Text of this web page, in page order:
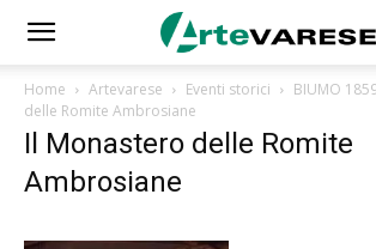
Home Artevarese Eventi storici BIUMO
delle Romite Ambrosiane
Il Monastero delle Romite
Ambrosiane